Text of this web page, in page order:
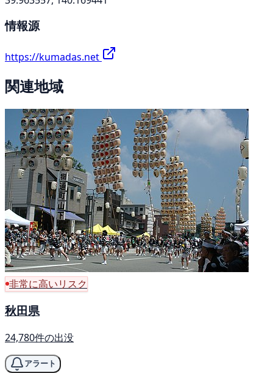
情報源
https://kumadas.net
関連地域
非常に高いリスク
秋田県
24,780件の出没
アラート